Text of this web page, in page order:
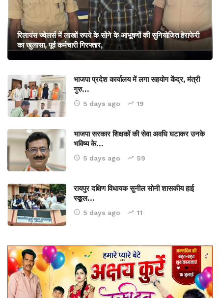
रिलायंस ज्वेलर्स में लाखों रुपये के सोने के आभूषणों की सुनियोजित हेराफेरी
का खुलासा, पूर्व कर्मचारी गिरफ्तार,
भाजपा प्रदेश कार्यालय में लगा सहयोग केंद्र, मंत्री
गुरु…
5 days ago 19
भाजपा सरकार शिक्षकों की सेवा अवधि घटाकर उनके
भविष्य के…
5 days ago 59
रायपुर दक्षिण विधायक सुनील सोनी शासकीय हाई
स्कूल…
5 days ago 11